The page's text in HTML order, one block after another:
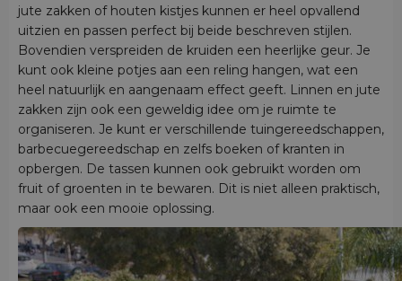
jute zakken of houten kistjes kunnen er heel opvallend
uitzien en passen perfect bij beide beschreven stijlen.
Bovendien verspreiden de kruiden een heerlijke geur. Je
kunt ook kleine potjes aan een reling hangen, wat een
heel natuurlijk en aangenaam effect geeft. Linnen en jute
zakken zijn ook een geweldig idee om je ruimte te
organiseren. Je kunt er verschillende tuingereedschappen,
barbecuegereedschap en zelfs boeken of kranten in
opbergen. De tassen kunnen ook gebruikt worden om
fruit of groenten in te bewaren. Dit is niet alleen praktisch,
maar ook een mooie oplossing.